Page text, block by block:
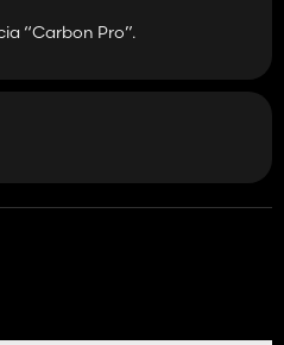
“Carbon Pro”.